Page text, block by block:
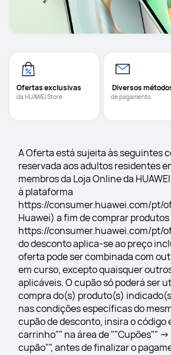
Ofertas exclusivas
da HUAWEI Store
Diversos
de pagamento
A Oferta está sujeita às seguintes
reservada aos adultos residentes
membros da Loja Online da
à plataforma
https://consumer.huawei.com/pt/
Huawei) a fim de comprar
https://consumer.huawei.com/pt/
do desconto aplica-se ao preço
oferta pode ser combinada com
em curso, excepto quaisquer
aplicáveis. O cupão só poderá ser
compra do(s) produto(s)
nas condições específicas do
cupão de desconto, insira o código
carrinho"" na área de ""Cupões"" -
cupão"", antes de finalizar o